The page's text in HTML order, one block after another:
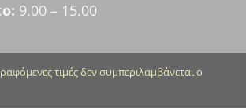
9.00 – 15.00
τιμές δεν συμπεριλαμβάνεται ο